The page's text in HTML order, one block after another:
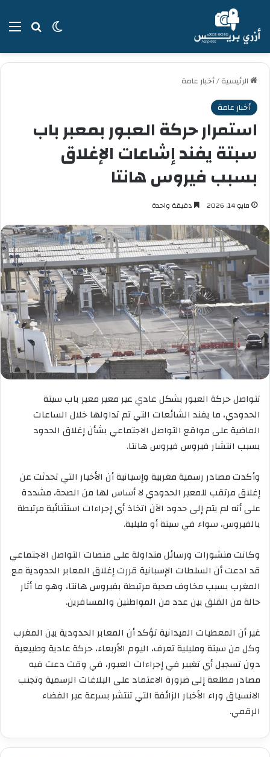
بحثالوضع
الرئيسية/أخبار عامة
أخبار عامة
استمرار حركة العبور بمعبر باب
سبتة يفند إشاعات الإغلاق
بسبب فيروس هانتا
مايو 14, 2026 دقيقة واحدة
تتواصل حركة العبور بشكل عادي عبر معبر معبر باب سبتة
الحدودي، ما يفند الشائعات التي تم تداولها خلال الساعات
الماضية على مواقع التواصل الاجتماعي بشأن إغلاق الحدود
بسبب انتشار فيروس فيروس هانتا.
وأكدت مصادر رسمية مغربية وإسبانية أن الأخبار التي تحدثت عن
إغلاق مرتقب للمعبر الحدودي لا أساس لها من الصحة، مشددة
على أنه لم يتم إلى حدود الآن اتخاذ أي إجراءات استثنائية مرتبطة
بالفيروس، سواء في سبتة أو مليلية.
وكانت منشورات ورسائل متداولة على منصات التواصل الاجتماعي
قد ادعت أن السلطات الإسبانية قررت إغلاق المعابر الحدودية مع
المغرب بسبب مخاوف صحية مرتبطة بفيروس هانتا، وهو ما أثار
حالة من القلق بين عدد من المواطنين والمسافرين.
غير أن المعطيات الميدانية تؤكد أن المعابر الحدودية بين المغرب
وكل من سبتة ومليلية تعرف، اليوم الأربعاء، حركة عادية وطبيعية
دون تسجيل أي تغيير في إجراءات العبور، في وقت دعت فيه
مصادر مطلعة إلى ضرورة الاعتماد على البلاغات الرسمية وتجنب
الانسياق وراء الأخبار الزائفة التي تنتشر بسرعة عبر الفضاء
الرقمي.